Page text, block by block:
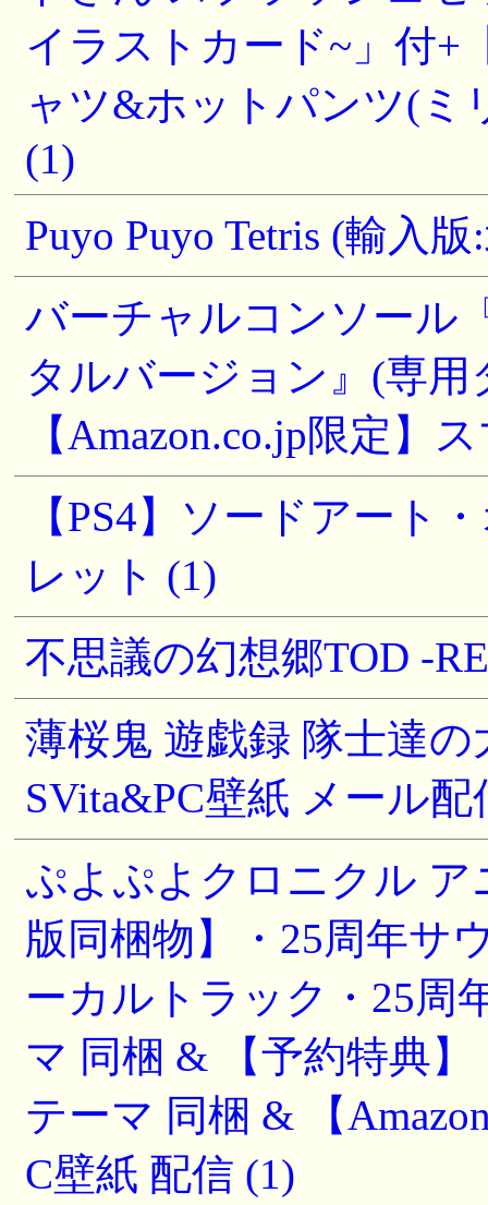
イラストカード~」付+
ャツ&ホットパンツ(ミ
(1)
Puyo Puyo Tetris (輸入
バーチャルコンソール
タルバージョン』(専
【Amazon.co.jp限定】
【PS4】ソードアート
レット (1)
不思議の幻想郷TOD -
薄桜鬼 遊戯録 隊士達の
SVita&PC壁紙 メール
ぷよぷよクロニクル
版同梱物】・25周年サ
ーカルトラック・25周
マ 同梱 & 【予約特典
テーマ 同梱 & 【
C壁紙 配信 (1)